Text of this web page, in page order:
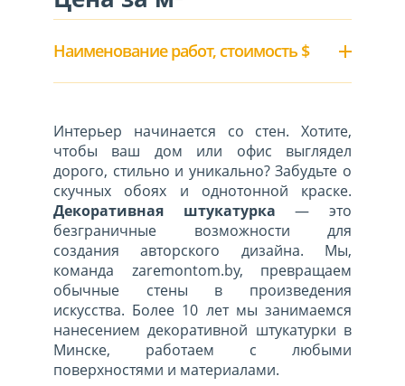
Наименование работ, стоимость $
Интерьер начинается со стен. Хотите,
чтобы ваш дом или офис выглядел
дорого, стильно и уникально? Забудьте о
скучных обоях и однотонной краске.
Декоративная штукатурка — это
безграничные возможности для
создания авторского дизайна. Мы,
команда zaremontom.by, превращаем
обычные стены в произведения
искусства. Более 10 лет мы занимаемся
нанесением декоративной штукатурки в
Минске, работаем с любыми
поверхностями и материалами.